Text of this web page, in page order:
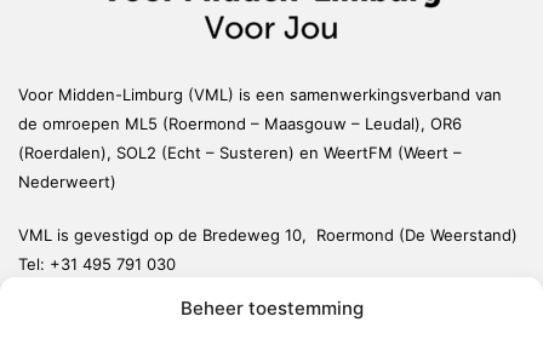
Beheer toestemming
Voor Midden-Limburg (VML) is een samenwerkingsverband van
de omroepen ML5 (Roermond – Maasgouw – Leudal), OR6
(Roerdalen), SOL2 (Echt – Susteren) en WeertFM (Weert –
Nederweert)
VML is gevestigd op de Bredeweg 10, Roermond (De Weerstand)
Tel: +31 495 791 030